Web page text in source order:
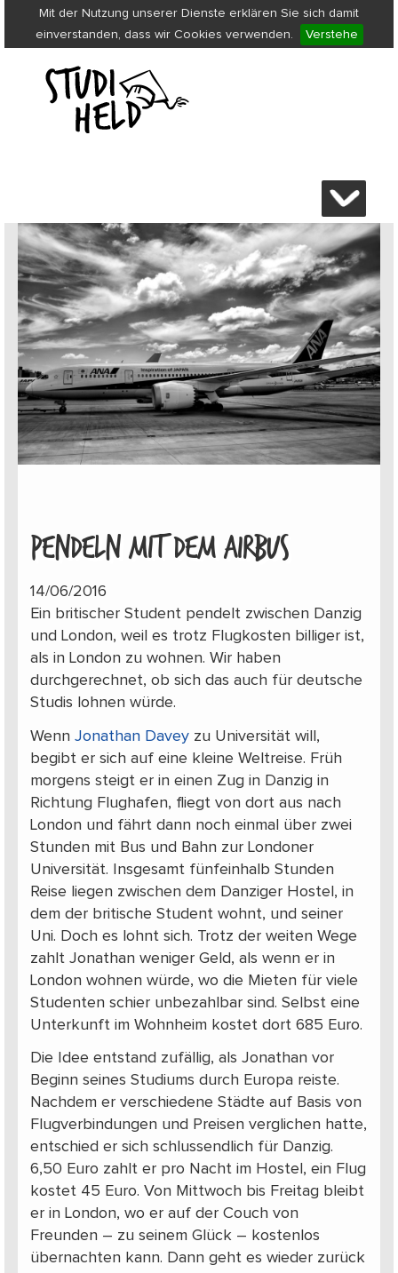
Mit der Nutzung unserer Dienste erklären Sie sich damit
einverstanden, dass wir Cookies verwenden.
Verstehe
PENDELN MIT DEM AIRBUS
14/06/2016
Ein britischer Student pendelt zwischen Danzig
und London, weil es trotz Flugkosten billiger ist,
als in London zu wohnen. Wir haben
durchgerechnet, ob sich das auch für deutsche
Studis lohnen würde.
Wenn Jonathan Daveyzu Universität will,
begibt er sich auf eine kleine Weltreise. Früh
morgens steigt er in einen Zug in Danzig in
Richtung Flughafen, fliegt von dort aus nach
London und fährt dann noch einmal über zwei
Stunden mit Bus und Bahn zur Londoner
Universität. Insgesamt fünfeinhalb Stunden
Reise liegen zwischen dem Danziger Hostel, in
dem der britische Student wohnt, und seiner
Uni. Doch es lohnt sich. Trotz der weiten Wege
zahlt Jonathan weniger Geld, als wenn er in
London wohnen würde, wo die Mieten für viele
Studenten schier unbezahlbar sind. Selbst eine
Unterkunft im Wohnheim kostet dort 685 Euro.
Die Idee entstand zufällig, als Jonathan vor
Beginn seines Studiums durch Europa reiste.
Nachdem er verschiedene Städte auf Basis von
Flugverbindungen und Preisen verglichen hatte,
entschied er sich schlussendlich für Danzig.
6,50 Euro zahlt er pro Nacht im Hostel, ein Flug
kostet 45 Euro. Von Mittwoch bis Freitag bleibt
er in London, wo er auf der Couch von
Freunden – zu seinem Glück – kostenlos
übernachten kann. Dann geht es wieder zurück